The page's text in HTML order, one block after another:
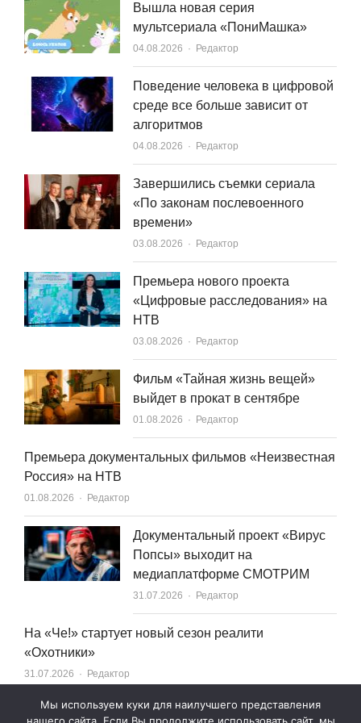
Вышла новая серия
мультсериала «ПониМашка»
04.08.2026 Author
Редактор
Поведение человека в цифровой
среде все больше зависит от
алгоритмов
04.08.2026 Author
Редактор
Завершились съемки сериала
«По законам послевоенного
времени»
03.08.2026 Author
Редактор
Премьера нового проекта
«Цифровые расследования» на
НТВ
03.08.2026 Author
Редактор
Фильм «Тайная жизнь вещей»
выйдет в прокат в сентябре
01.08.2026 Author
Редактор
Премьера документальных фильмов «Неизвестная
Россия» на НТВ
01.08.2026 Author
Редактор
Документальный проект «Вирус
Попсы» выходит на
медиаплатформе СМОТРИМ
31.07.2026 Author
Редактор
На «Че!» стартует новый сезон реалити
«Охотники»
31.07.2026 Author
Редактор
Мы используем куки для наилучшего представления